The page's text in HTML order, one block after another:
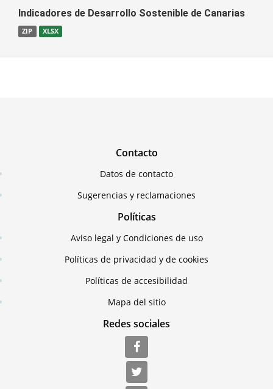
Indicadores de Desarrollo Sostenible de Canarias
ZIP XLSX
Contacto
Datos de contacto
Sugerencias y reclamaciones
Políticas
Aviso legal y Condiciones de uso
Políticas de privacidad y de cookies
Políticas de accesibilidad
Mapa del sitio
Redes sociales